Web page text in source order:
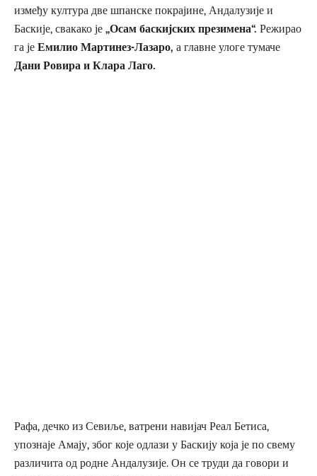
између култура две шпанске покрајине, Андалузије и
Баскије, свакако је „Осам баскијских презимена“. Режирао
га је Емилио Мартинез-Лазаро, а главне улоге тумаче
Дани Ровира и Клара Лаго.
Рафа, дечко из Севиље, ватрени навијач Реал Бетиса,
упознаје Амају, због које одлази у Баскију која је по свему
различита од родне Андалузије. Он се труди да говори и